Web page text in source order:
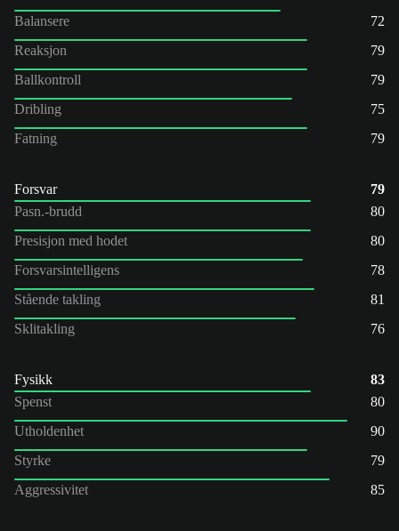
Balansere
72
Reaksjon
79
Ballkontroll
79
Dribling
75
Fatning
79
Forsvar
79
Pasn.-brudd
80
Presisjon med hodet
80
Forsvarsintelligens
78
Stående takling
81
Sklitakling
76
Fysikk
83
Spenst
80
Utholdenhet
90
Styrke
79
Aggressivitet
85